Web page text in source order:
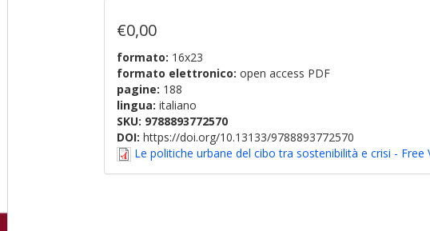
€0,00
formato: 16x23
formato elettronico: open access PDF
pagine: 188
lingua: italiano
SKU: 9788893772570
DOI: https://doi.org/10.13133/9788893772570
Le politiche urbane del cibo tra sostenibilità e crisi - Free